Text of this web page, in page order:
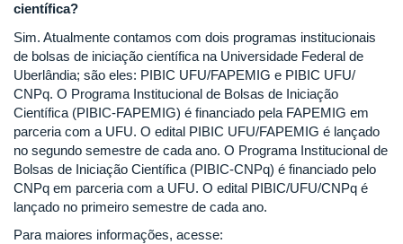
científica?
Sim. Atualmente contamos com dois programas institucionais
de bolsas de iniciação científica na Universidade Federal de
Uberlândia; são eles: PIBIC UFU/FAPEMIG e PIBIC UFU/
CNPq. O Programa Institucional de Bolsas de Iniciação
Científica (PIBIC-FAPEMIG) é financiado pela FAPEMIG em
parceria com a UFU. O edital PIBIC UFU/FAPEMIG é lançado
no segundo semestre de cada ano. O Programa Institucional de
Bolsas de Iniciação Científica (PIBIC-CNPq) é financiado pelo
CNPq em parceria com a UFU. O edital PIBIC/UFU/CNPq é
lançado no primeiro semestre de cada ano.
Para maiores informações, acesse: